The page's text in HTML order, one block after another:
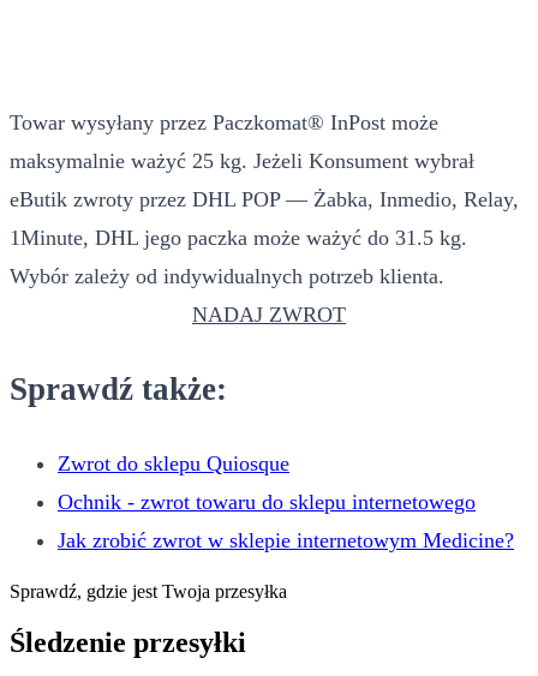
Towar wysyłany przez Paczkomat® InPost może
maksymalnie ważyć 25 kg. Jeżeli Konsument wybrał
eButik zwroty przez DHL POP — Żabka, Inmedio, Relay,
1Minute, DHL jego paczka może ważyć do 31.5 kg.
Wybór zależy od indywidualnych potrzeb klienta.
NADAJ ZWROT
Sprawdź także:
Zwrot do sklepu Quiosque
Ochnik - zwrot towaru do sklepu internetowego
Jak zrobić zwrot w sklepie internetowym Medicine?
Sprawdź, gdzie jest Twoja przesyłka
Śledzenie przesyłki